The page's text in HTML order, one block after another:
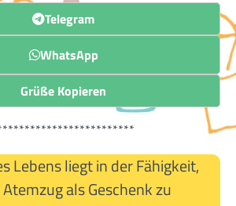
Telegram
WhatsApp
Grüße Kopieren
Lebens liegt in der Fähigkeit,
als Geschenk zu